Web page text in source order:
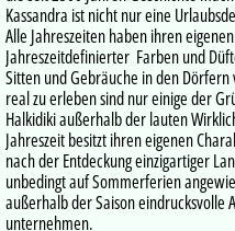
Kassandra ist nicht nur eine
Alle Jahreszeiten haben ihren
Jahreszeitdefinierter Farben und
Sitten und Gebräuche in den
real zu erleben sind nur einige der
Halkidiki außerhalb der lauten
Jahreszeit besitzt ihren eigenen
nach der Entdeckung einzigartiger
unbedingt auf Sommerferien
außerhalb der Saison eindrucksvolle
unternehmen.